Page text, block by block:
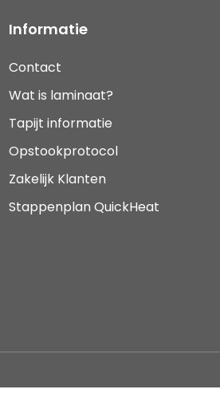
Informatie
Contact
Wat is laminaat?
Tapijt informatie
Opstookprotocol
Zakelijk Klanten
Stappenplan QuickHeat